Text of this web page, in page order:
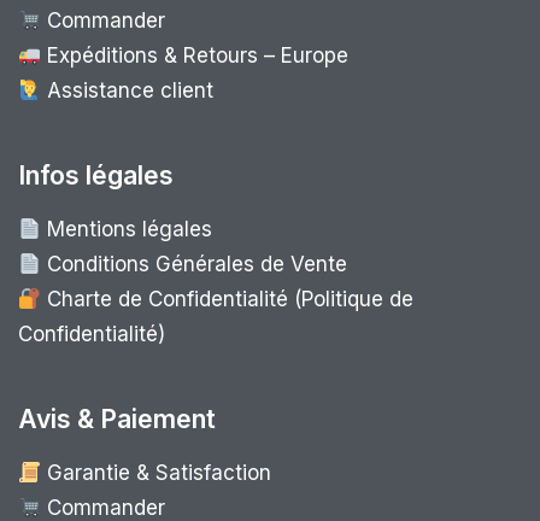
Commander
Expéditions & Retours – Europe
Assistance client
Infos légales
Mentions légales
Conditions Générales de Vente
Charte de Confidentialité (Politique de
Confidentialité)
Avis & Paiement
Garantie & Satisfaction
Commander